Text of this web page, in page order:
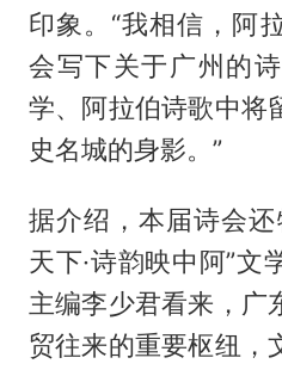
印象。“我相信，阿
会写下关于广州的
学、阿拉伯诗歌中将
史名城的身影。”
据介绍，本届诗会
天下·诗韵映中阿”文
主编李少君看来，广
贸往来的重要枢纽，